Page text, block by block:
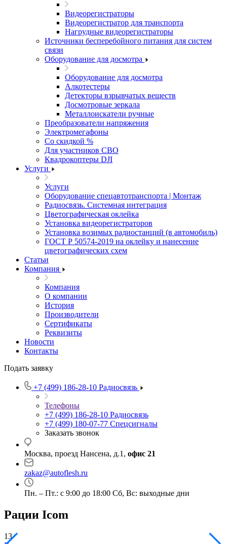
Видеорегистраторы
Видеорегистратор для транспорта
Нагрудные видеорегистраторы
Источники бесперебойного питания для систем
связи
Оборудование для досмотра
Оборудование для досмотра
Алкотестеры
Детекторы взрывчатых веществ
Досмотровые зеркала
Металлоискатели ручные
Преобразователи напряжения
Электромегафоны
Со скидкой %
Для участников СВО
Квадрокоптеры DJI
Услуги
Услуги
Оборудование спецавтотранспорта | Монтаж
Радиосвязь. Системная интеграция
Цветографическая оклейка
Установка видеорегистраторов
Установка возимых радиостанций (в автомобиль)
ГОСТ Р 50574-2019 на оклейку и нанесение
цветографических схем
Статьи
Компания
Компания
О компании
История
Производители
Сертификаты
Реквизиты
Новости
Контакты
Подать заявку
+7 (499) 186-28-10 Радиосвязь
Телефоны
+7 (499) 186-28-10 Радиосвязь
+7 (499) 180-07-77 Спецсигналы
Заказать звонок
Москва, проезд Нансена, д.1, офис 21
zakaz@autoflesh.ru
Пн. – Пт.: с 9:00 до 18:00 Cб, Вс: выходные дни
Рации Icom
13